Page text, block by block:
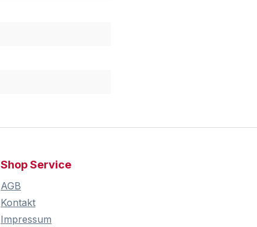
Shop Service
AGB
Kontakt
Impressum